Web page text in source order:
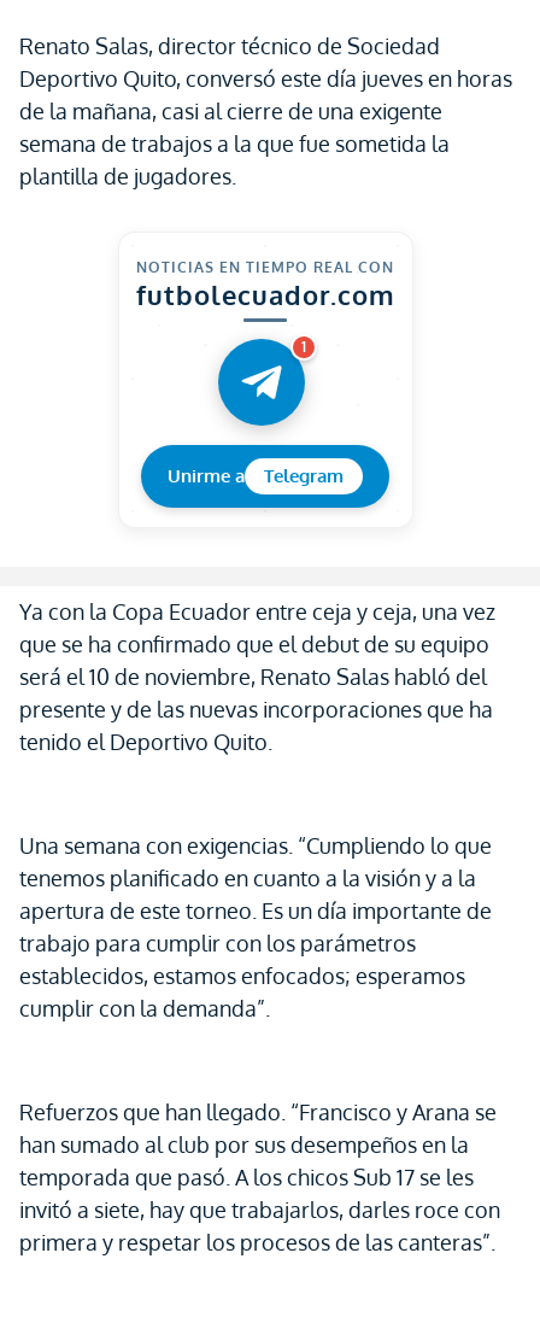
Renato Salas, director técnico de Sociedad
Deportivo Quito, conversó este día jueves en horas
de la mañana, casi al cierre de una exigente
semana de trabajos a la que fue sometida la
plantilla de jugadores.
NOTICIAS EN TIEMPO REAL CON
futbolecuador.com
1
Unirme a Telegram
Ya con la Copa Ecuador entre ceja y ceja, una vez
que se ha confirmado que el debut de su equipo
será el 10 de noviembre, Renato Salas habló del
presente y de las nuevas incorporaciones que ha
tenido el Deportivo Quito.
Una semana con exigencias. “Cumpliendo lo que
tenemos planificado en cuanto a la visión y a la
apertura de este torneo. Es un día importante de
trabajo para cumplir con los parámetros
establecidos, estamos enfocados; esperamos
cumplir con la demanda”.
Refuerzos que han llegado. “Francisco y Arana se
han sumado al club por sus desempeños en la
temporada que pasó. A los chicos Sub 17 se les
invitó a siete, hay que trabajarlos, darles roce con
primera y respetar los procesos de las canteras”.